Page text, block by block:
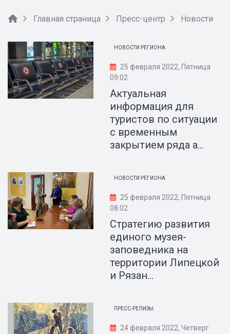
Главная страница Пресс-центр Новости
НОВОСТИ РЕГИОНА
25 февраля 2022, Пятница
09:02
Актуальная
информация для
туристов по ситуации
с временным
закрытием ряда а...
НОВОСТИ РЕГИОНА
25 февраля 2022, Пятница
08:02
Стратегию развития
единого музея-
заповедника на
территории Липецкой
и Рязан...
ПРЕСС-РЕЛИЗЫ
24 февраля 2022, Четверг